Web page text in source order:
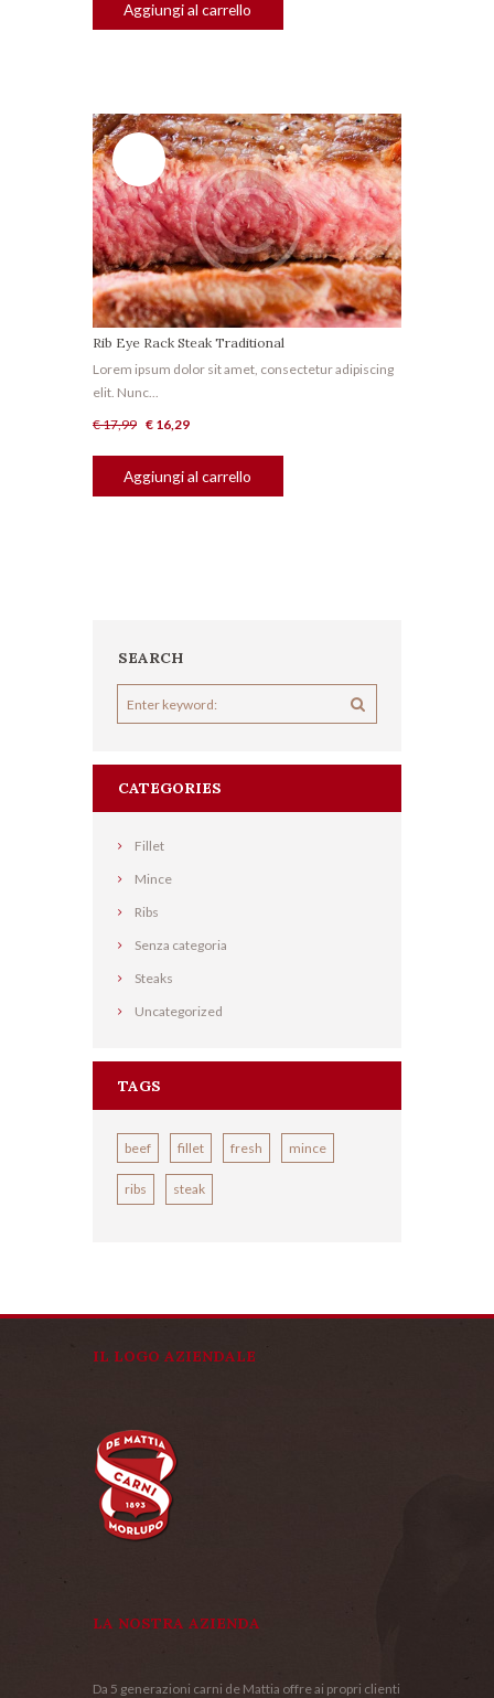
Aggiungi al carrello
OFFERT
A!
Rib Eye Rack Steak Traditional
Lorem ipsum dolor sit amet, consectetur adipiscing
elit. Nunc...
€17,99 Il
originale
era:
€ 16,29Il
attuale
è:
Aggiungi al carrello
SEARCH
CATEGORIES
Fillet
Mince
Ribs
Senza categoria
Steaks
Uncategorized
TAGS
beef fillet fresh mince
ribs steak
IL LOGO AZIENDALE
LA NOSTRA AZIENDA
Da 5 generazioni carni de Mattia offre ai propri clienti